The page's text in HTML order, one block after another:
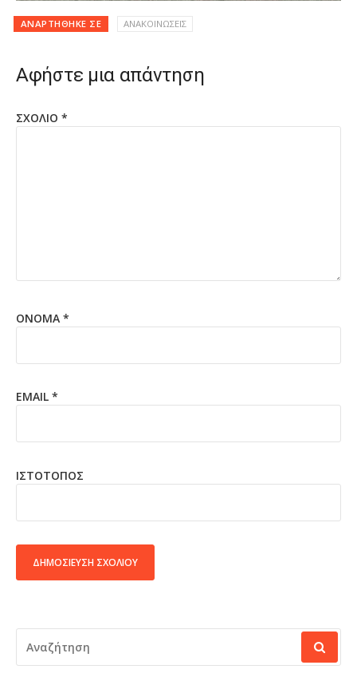
ΑΝΑΡΤΉΘΗΚΕ ΣΕ ΑΝΑΚΟΙΝΩΣΕΙΣ
Αφήστε μια απάντηση
ΣΧΌΛΙΟ *
ΌΝΟΜΑ *
EMAIL *
ΙΣΤΌΤΟΠΟΣ
ΓΙΑ: